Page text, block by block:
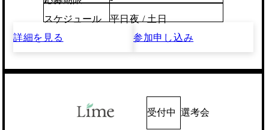
スケジュール
平日夜 / 土日
詳細を見る
参加申し込み
受付中 選考会